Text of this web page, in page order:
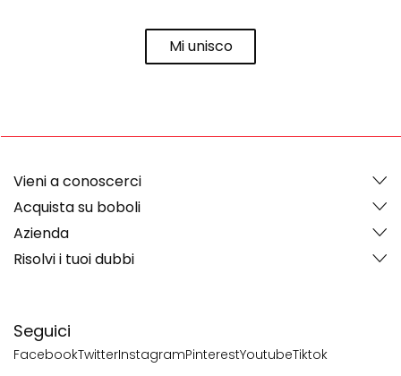
Mi unisco
Seguici
FacebookTwitterInstagramPinterestYoutubeTiktok
Vieni a conoscerci
Acquista su boboli
Azienda
Risolvi i tuoi dubbi